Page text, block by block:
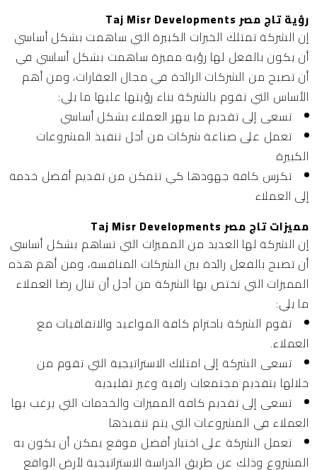
رؤية تاج مصر Taj Misr Developments
إن الشركة تمتلك الخبرات الكبيرة التي ساهمت بشكل أساسي
أن يكون بالفعل لها رؤية مميزة ساهمت بشكل أساسي في
أن تصبح من الشركات الرائدة في مجال العقارات، ومن أهم
الأساس التي تقوم بالشركة بناء رؤيتها عليها ما يلي:
تسعى إلى تقديم ما يبهر العملاء بشكل أساسي
تعمل على صناعة شركات من أجل تنفيذ المشروعات
الكبيرة
تكرس كافة جهودها كي تتمكن من تقديم أفضل خدمة
إلى العملاء
مميزات تاج مصر Taj Misr Developments
إن الشركة لها العديد من المميزات التي تساهم بشكل أساسي
أن تصبح بالفعل رائدة بين الشركات المنافسة، ومن أهم هذه
المميزات التي تختص بها الشركة من أجل أن تنال رضا العملاء
ما يلي:
تقوم الشركة باحترام كافة المواعيد والاتفاقيات مع
العملاء.
تسعى الشركة إلى امتلاك الاستراتيجية التي تقوم من
خلالها بتقديم مجتمعات راقية وغير تقليدية
تسعى إلى تقديم كافة المميزات والخدمات التي يرغب بها
العملاء في المشروعات التي يتم تنفيذها
تعمل الشركة على اختيار أفضل موقع يمكن أن يكون به
المشروع وذلك عن طريق الدراسة الاستراتيجية لأرض الواقع